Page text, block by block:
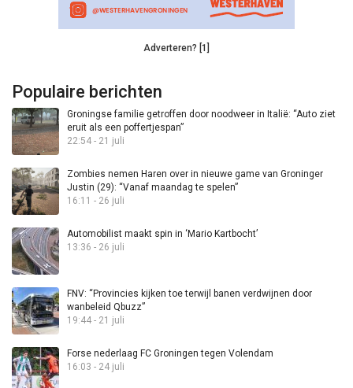
Adverteren? [1]
Populaire berichten
Groningse familie getroffen door noodweer in Italië: “Auto ziet
eruit als een poffertjespan”
22:54 - 21 juli
Zombies nemen Haren over in nieuwe game van Groninger
Justin (29): “Vanaf maandag te spelen”
16:11 - 26 juli
Automobilist maakt spin in ‘Mario Kartbocht’
13:36 - 26 juli
FNV: “Provincies kijken toe terwijl banen verdwijnen door
wanbeleid Qbuzz”
19:44 - 21 juli
Forse nederlaag FC Groningen tegen Volendam
16:03 - 24 juli